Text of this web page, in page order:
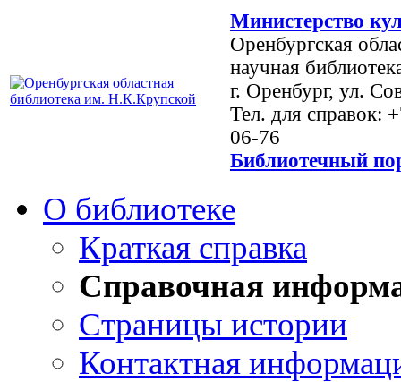
Министерство
Оренбургская
научная
г. Оренбург, ул.
Тел. для справок:
06-76
Библиотечный
О библиотеке
Краткая справка
Справочная
Страницы истории
Контактная